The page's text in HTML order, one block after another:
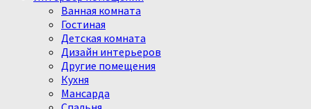
Ванная комната
Гостиная
Детская комната
Дизайн интерьеров
Другие помещения
Кухня
Мансарда